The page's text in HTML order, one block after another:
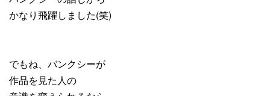
かなり飛躍しました(笑)
でもね、バンクシーが
作品を見た人の